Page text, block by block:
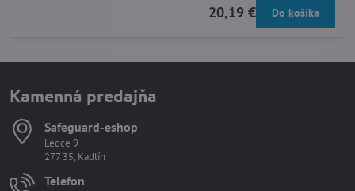
20,19 € Do košíka
Kamenná predajňa
Safeguard-eshop
Ledce 9
277 35, Kadlín
Telefon